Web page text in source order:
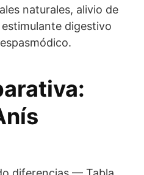
naturales, alivio de
digestivo